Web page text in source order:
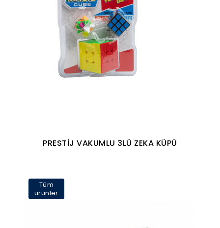
PRESTİJ VAKUMLU 3LÜ ZEKA KÜPÜ
Tüm
ürünler